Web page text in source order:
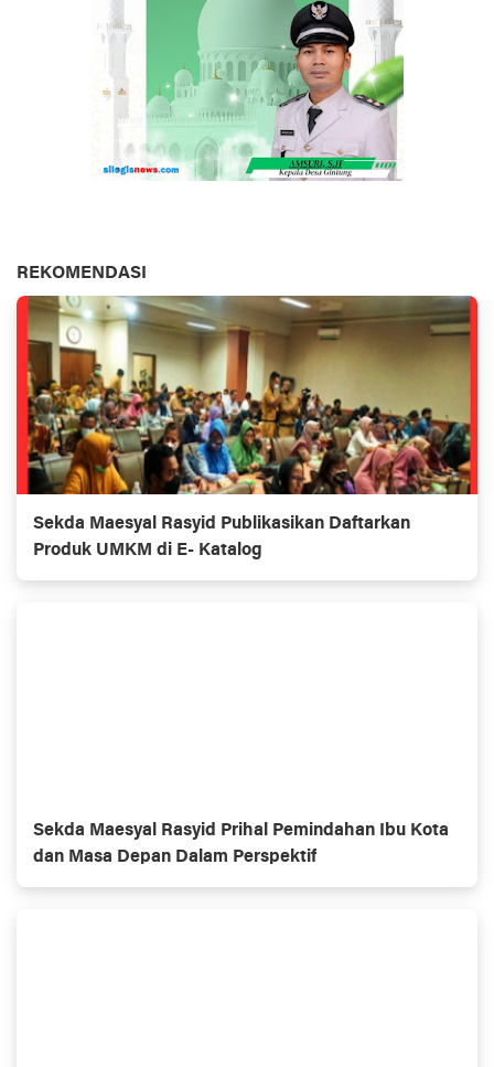
REKOMENDASI
Sekda Maesyal Rasyid Publikasikan Daftarkan
Produk UMKM di E- Katalog
Sekda Maesyal Rasyid Prihal Pemindahan Ibu Kota
dan Masa Depan Dalam Perspektif